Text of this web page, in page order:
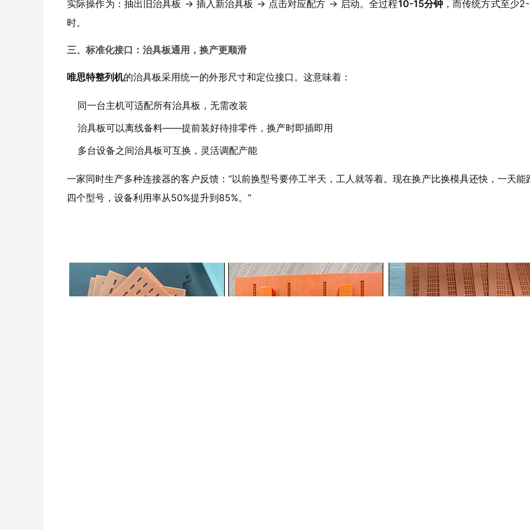
实际操作为：抽出旧治具板 → 插入新治具板 → 点击对应配方 → 启动。全过程10-15分钟，而传统方式至少
时。
三、标准化接口：治具板通用，换产更顺滑
唯思特整列机的治具板采用统一的外形尺寸和定位接口。这意味着：
同一台主机可适配所有治具板，无需改装
治具板可以离线备料——提前装好待排零件，换产时即插即用
多台设备之间治具板可互换，灵活调配产能
一家同时生产多种连接器的客户反馈：“以前换型号要停工半天，工人就等着。现在换产比换模具还快，一天能
四个型号，设备利用率从50%提升到85%。”